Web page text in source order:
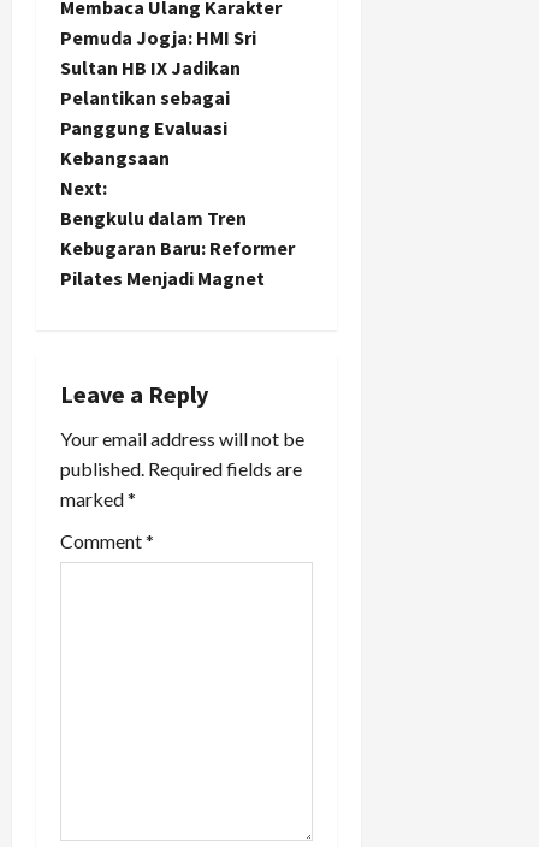
o
s
t
n
a
v
g
a
t
i
Membaca Ulang Karakter
Pemuda Jogja: HMI Sri
Sultan HB IX Jadikan
Pelantikan sebagai
Panggung Evaluasi
Kebangsaan
Next:
Bengkulu dalam Tren
Kebugaran Baru: Reformer
Pilates Menjadi Magnet
Leave a Reply
Your email address will not be
published. Required fields are
marked*
Comment*